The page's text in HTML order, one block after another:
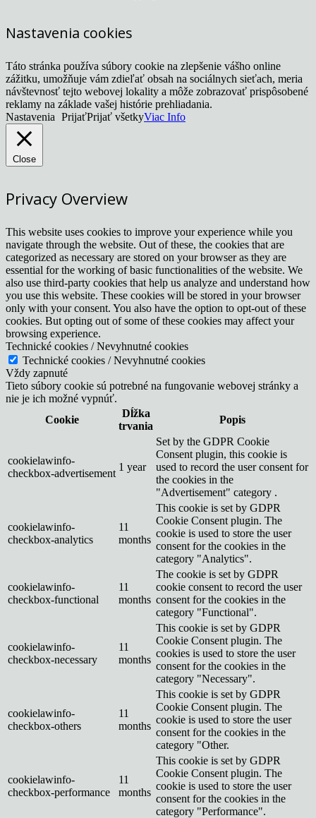
Nastavenia cookies
Táto stránka používa súbory cookie na zlepšenie vášho online
zážitku, umožňuje vám zdieľať obsah na sociálnych sieťach, meria
návštevnosť tejto webovej lokality a môže zobrazovať prispôsobené
reklamy na základe vašej histórie prehliadania.
Nastavenia PrijaťPrijať všetkyViac Info
Close
Privacy Overview
This website uses cookies to improve your experience while you
navigate through the website. Out of these, the cookies that are
categorized as necessary are stored on your browser as they are
essential for the working of basic functionalities of the website. We
also use third-party cookies that help us analyze and understand how
you use this website. These cookies will be stored in your browser
only with your consent. You also have the option to opt-out of these
cookies. But opting out of some of these cookies may affect your
browsing experience.
Technické cookies / Nevyhnutné cookies
Technické cookies / Nevyhnutné cookies
Vždy zapnuté
Tieto súbory cookie sú potrebné na fungovanie webovej stránky a
nie je ich možné vypnúť.
Cookie
Dĺžka
trvania
Popis
cookielawinfo-
checkbox-advertisement
1 year
Set by the GDPR Cookie
Consent plugin, this cookie is
used to record the user consent for
the cookies in the
"Advertisement" category .
cookielawinfo-
checkbox-analytics
11
months
This cookie is set by GDPR
Cookie Consent plugin. The
cookie is used to store the user
consent for the cookies in the
category "Analytics".
cookielawinfo-
checkbox-functional
11
months
The cookie is set by GDPR
cookie consent to record the user
consent for the cookies in the
category "Functional".
cookielawinfo-
checkbox-necessary
11
months
This cookie is set by GDPR
Cookie Consent plugin. The
cookies is used to store the user
consent for the cookies in the
category "Necessary".
cookielawinfo-
checkbox-others
11
months
This cookie is set by GDPR
Cookie Consent plugin. The
cookie is used to store the user
consent for the cookies in the
category "Other.
cookielawinfo-
checkbox-performance
11
months
This cookie is set by GDPR
Cookie Consent plugin. The
cookie is used to store the user
consent for the cookies in the
category "Performance".